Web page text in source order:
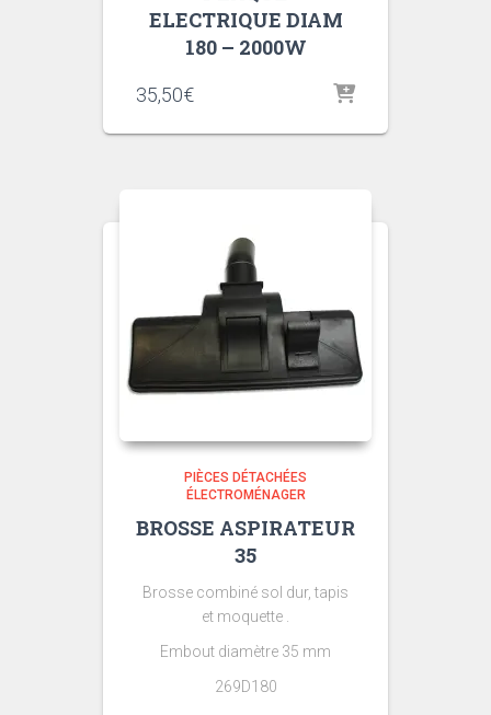
ELECTRIQUE DIAM
180 – 2000W
35,50€
PIÈCES DÉTACHÉES
ÉLECTROMÉNAGER
BROSSE ASPIRATEUR
35
Brosse combiné sol dur, tapis
et moquette .
Embout diamètre 35 mm
269D180